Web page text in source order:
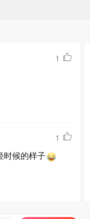
1
1
时候的样子